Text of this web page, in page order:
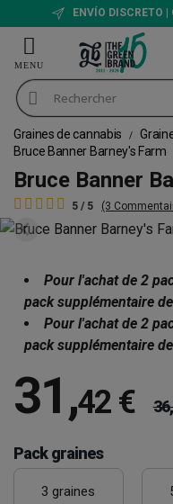
ENVÍO DISCRETO
Graines de cannabis
Bruce Banner Barney's Farm
Bruce Banner
5 / 5 (3
Pour l'achat de 2
pack supplémentaire
Pour l'achat de 2
pack supplémentaire
31,42 €
Pack graines
3 graines